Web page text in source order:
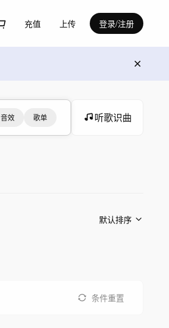
充值 上传 登录/注册
音效 歌单 听歌识曲
默认排序
条件重置